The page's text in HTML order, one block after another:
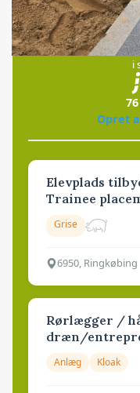
i
76
Opret
Elevplads
Trainee
Grise
6950, Ringkøbing
Rørlægger /
dræn/
Anlæg Kloak